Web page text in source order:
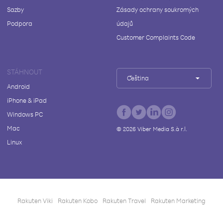
Sazby
Podpora
Zásady ochrany soukromých
údajů
Customer Complaints Code
STÁHNOUT
Android
iPhone & iPad
Windows PC
Mac
Linux
Čeština
© 2026Viber Media S.à r.l.
Rakuten Viki Rakuten Kobo Rakuten Travel Rakuten Marketing